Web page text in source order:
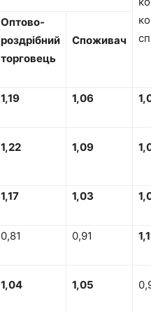
Оптово-
роздрібний
торговець
Споживач
1,19 1,06
1,22 1,09
1,17 1,03
0,81 0,91
1,04 1,05